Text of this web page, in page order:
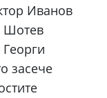
Иванов
Шотев
Георги
засече